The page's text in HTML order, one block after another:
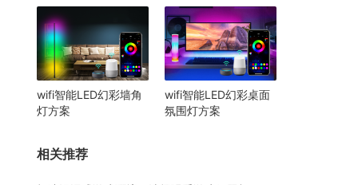
wifi智能LED幻彩墙角
灯方案
wifi智能LED幻彩桌面
氛围灯方案
相关推荐